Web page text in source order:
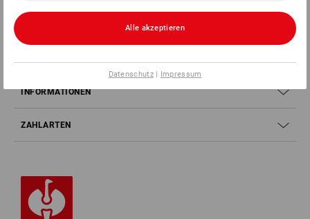
INFORMATIONEN
ZAHLARTEN
Alle akzeptieren
Datenschutz| Impressum